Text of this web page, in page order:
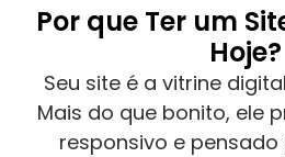
Por que Ter um
Hoje?
Seu site é a vitrine
Mais do que bonito, ele
responsivo e